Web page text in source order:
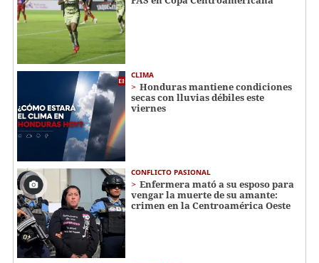
CLIMA
Honduras mantiene condiciones
secas con lluvias débiles este
viernes
CONFLICTO PASIONAL
Enfermera mató a su esposo para
vengar la muerte de su amante:
crimen en la Centroamérica Oeste